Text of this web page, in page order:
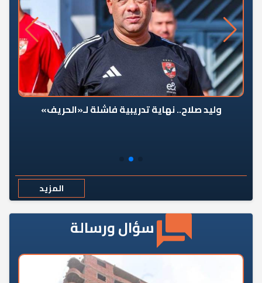
وليد صلاح.. نهاية تدريبية فاشلة لـ«الحريف»
المزيد
سؤال ورسالة